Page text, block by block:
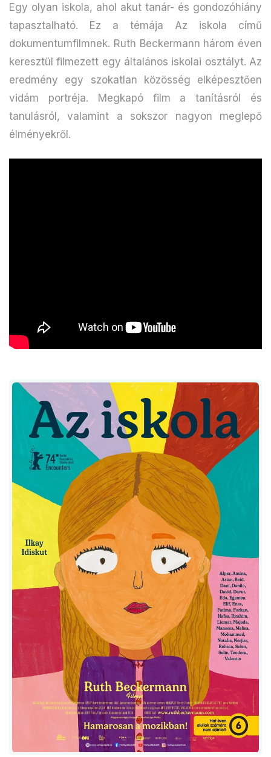
Egy olyan iskola, ahol akut tanár- és gondozóhiány
tapasztalható. Ez a témája Az iskola című
dokumentumfilmnek. Ruth Beckermann három éven
keresztül filmezett egy általános iskolai osztályt. Az
eredmény egy szokatlan közösség elképesztően
vidám portréja. Megkapó film a tanításról és
tanulásról, valamint a sokszor nagyon meglepő
élményekről.